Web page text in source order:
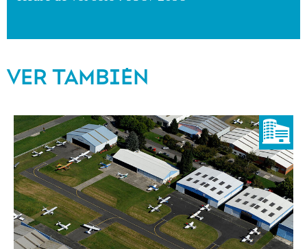
VER TAMBIÉN